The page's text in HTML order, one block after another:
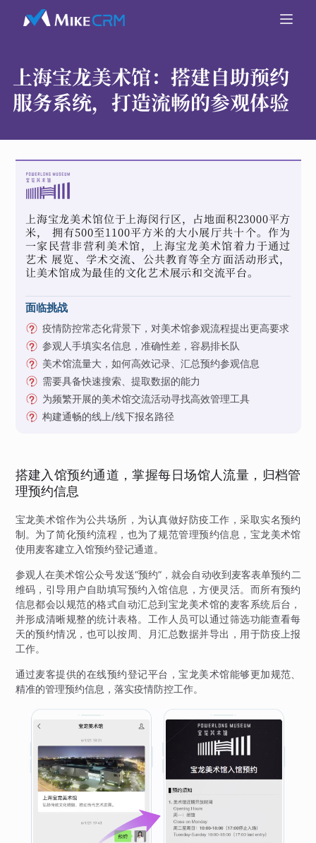
上海宝龙美术馆： 搭建自助预约
服务系统，打造流畅的参观体验
上海宝龙美术馆位于上海闵行区，占地面积23000平方
米， 拥有500至1100平方米的大小展厅共十个。作为
一家民营非营利美术馆，上海宝龙美术馆着力于通过
艺术 展览、学术交流、公共教育等全方面活动形式，
让美术馆成为最佳的文化艺术展示和交流平台。
面临挑战
疫情防控常态化背景下，对美术馆参观流程提出更高要求
参观人手填实名信息，准确性差，容易排长队
美术馆流量大，如何高效记录、汇总预约参观信息
需要具备快速搜索、提取数据的能力
为频繁开展的美术馆交流活动寻找高效管理工具
构建通畅的线上/线下报名路径
搭建入馆预约通道，掌握每日场馆人流量，归档管
理预约信息
宝龙美术馆作为公共场所，为认真做好防疫工作，采取实名预约
制。为了简化预约流程，也为了规范管理预约信息，宝龙美术馆
使用麦客建立入馆预约登记通道。
参观人在美术馆公众号发送“预约”，就会自动收到麦客表单预约二
维码，引导用户自助填写预约入馆信息，方便灵活。而所有预约
信息都会以规范的格式自动汇总到宝龙美术馆的麦客系统后台，
并形成清晰规整的统计表格。工作人员可以通过筛选功能查看每
天的预约情况，也可以按周、月汇总数据并导出，用于防疫上报
工作。
通过麦客提供的在线预约登记平台，宝龙美术馆能够更加规范、
精准的管理预约信息，落实疫情防控工作。